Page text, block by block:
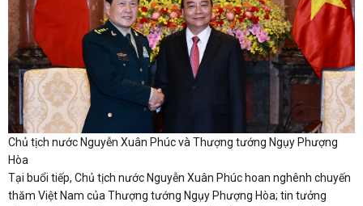
Chủ tịch nước Nguyễn Xuân Phúc và Thượng tướng Ngụy Phượng
Hòa
Tại buổi tiếp, Chủ tịch nước Nguyễn Xuân Phúc hoan nghênh chuyến
thăm Việt Nam của Thượng tướng Ngụy Phượng Hòa; tin tưởng